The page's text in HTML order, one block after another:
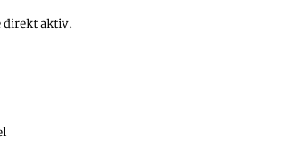
direkt aktiv.